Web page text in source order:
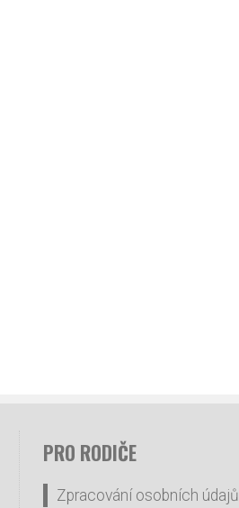
PRO RODIČE
Zpracování osobních údajů